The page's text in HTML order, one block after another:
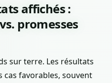
affichés :
promesses
sur terre. Les résultats
cas favorables, souvent